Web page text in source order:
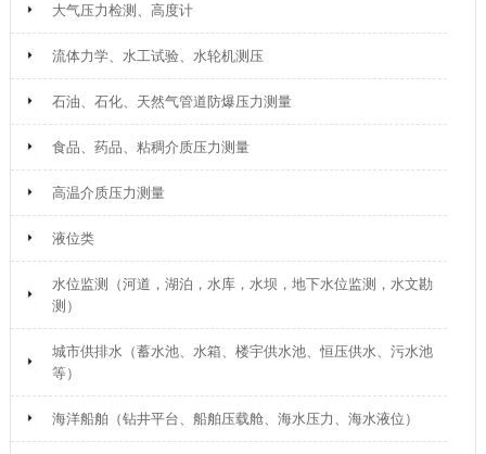
大气压力检测、高度计
流体力学、水工试验、水轮机测压
石油、石化、天然气管道防爆压力测量
食品、药品、粘稠介质压力测量
高温介质压力测量
液位类
水位监测（河道，湖泊，水库，水坝，地下水位监测，水文勘
测）
城市供排水（蓄水池、水箱、楼宇供水池、恒压供水、污水池
等）
海洋船舶（钻井平台、船舶压载舱、海水压力、海水液位）